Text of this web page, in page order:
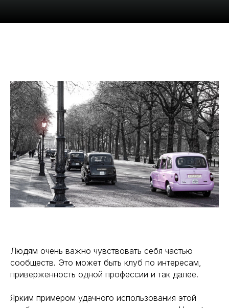
Людям очень важно чувствовать себя частью
сообществ. Это может быть клуб по интересам,
приверженность одной профессии и так далее.
Ярким примером удачного использования этой